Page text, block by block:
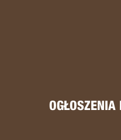
OGŁOSZENIA